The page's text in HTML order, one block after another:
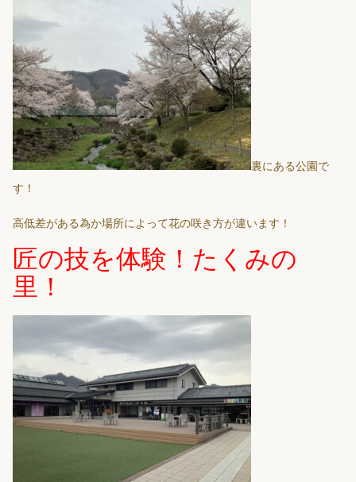
裏にある公園で
す！
高低差がある為か場所によって花の咲き方が違います！
匠の技を体験！たくみの
里！